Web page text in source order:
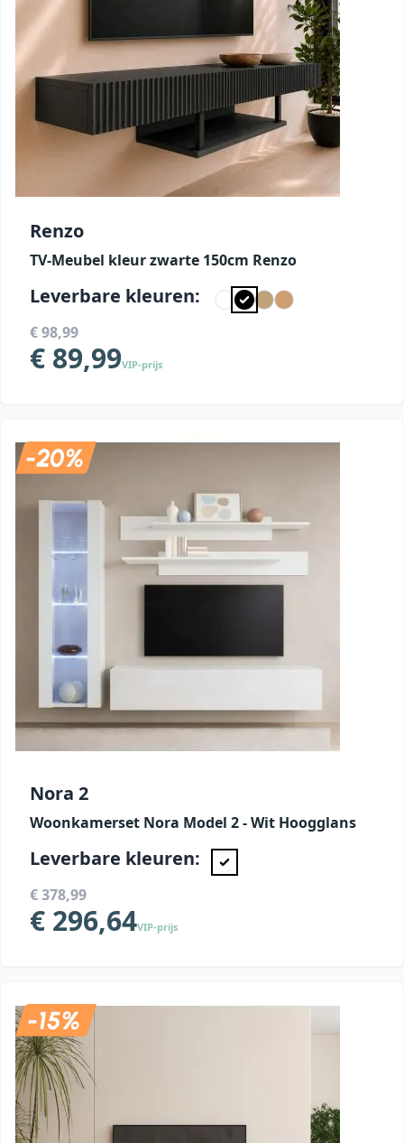
Renzo
TV-Meubel kleur zwarte 150cm Renzo
Leverbare kleuren:
€ 98,99
€ 89,99VIP-prijs
Nora 2
Woonkamerset Nora Model 2 - Wit Hoogglans
Leverbare kleuren:
€ 378,99
€ 296,64VIP-prijs